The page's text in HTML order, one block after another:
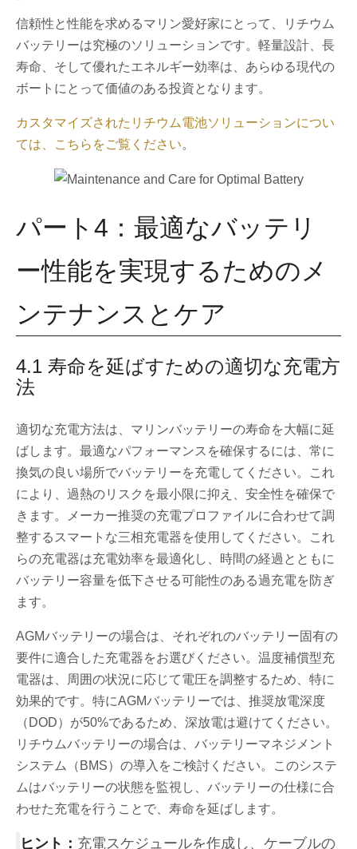
信頼性と性能を求めるマリン愛好家にとって、リチウム
バッテリーは究極のソリューションです。軽量設計、長
寿命、そして優れたエネルギー効率は、あらゆる現代の
ボートにとって価値のある投資となります。
カスタマイズされたリチウム電池ソリューションについ
ては、こちらをご覧ください。
パート4：最適なバッテリ
ー性能を実現するためのメ
ンテナンスとケア
4.1 寿命を延ばすための適切な充電方
法
適切な充電方法は、マリンバッテリーの寿命を大幅に延
ばします。最適なパフォーマンスを確保するには、常に
換気の良い場所でバッテリーを充電してください。これ
により、過熱のリスクを最小限に抑え、安全性を確保で
きます。メーカー推奨の充電プロファイルに合わせて調
整するスマートな三相充電器を使用してください。これ
らの充電器は充電効率を最適化し、時間の経過とともに
バッテリー容量を低下させる可能性のある過充電を防ぎ
ます。
AGMバッテリーの場合は、それぞれのバッテリー固有の
要件に適合した充電器をお選びください。温度補償型充
電器は、周囲の状況に応じて電圧を調整するため、特に
効果的です。特にAGMバッテリーでは、推奨放電深度
（DOD）が50%であるため、深放電は避けてください。
リチウムバッテリーの場合は、バッテリーマネジメント
システム（BMS）の導入をご検討ください。このシステ
ムはバッテリーの状態を監視し、バッテリーの仕様に合
わせた充電を行うことで、寿命を延ばします。
ヒント： 充電スケジュールを作成し、ケーブルの